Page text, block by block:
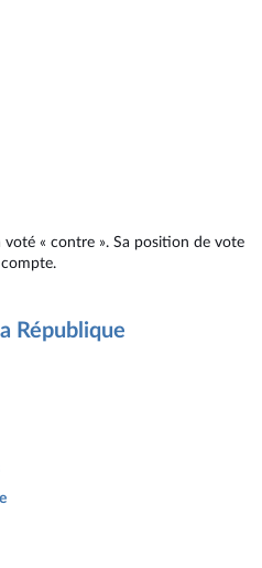
voté « contre ». Sa position de vote
République